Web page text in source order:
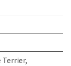
Terrier,